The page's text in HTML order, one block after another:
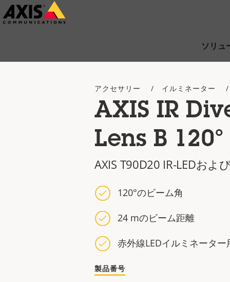
メ
イ
ソリュ
アクセサリー イルミネーター
AXIS IR
Lens B 120°
AXIS T90D20 IR-LEDおよ
120°のビーム角
24 mのビーム距離
赤外線LEDイルミネーター
製品番号